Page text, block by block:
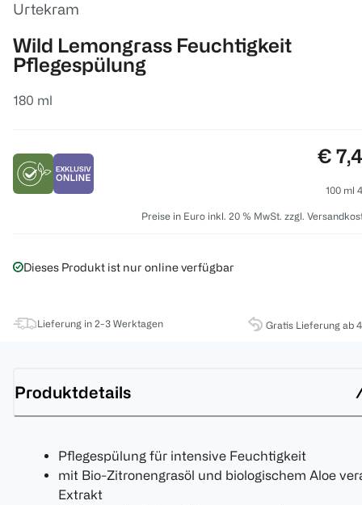
Urtekram
Wild Lemongrass Feuchtigkeit
Pflegespülung
180 ml
€
100 ml
Preise in Euro inkl. 20 % MwSt. zzgl.
Dieses Produkt ist nur online verfügbar
Lieferung in 2-3 Werktagen Gratis Lieferung ab
Produktdetails
Pflegespülung für intensive Feuchtigkeit
mit Bio-Zitronengrasöl und biologischem Aloe
Extrakt